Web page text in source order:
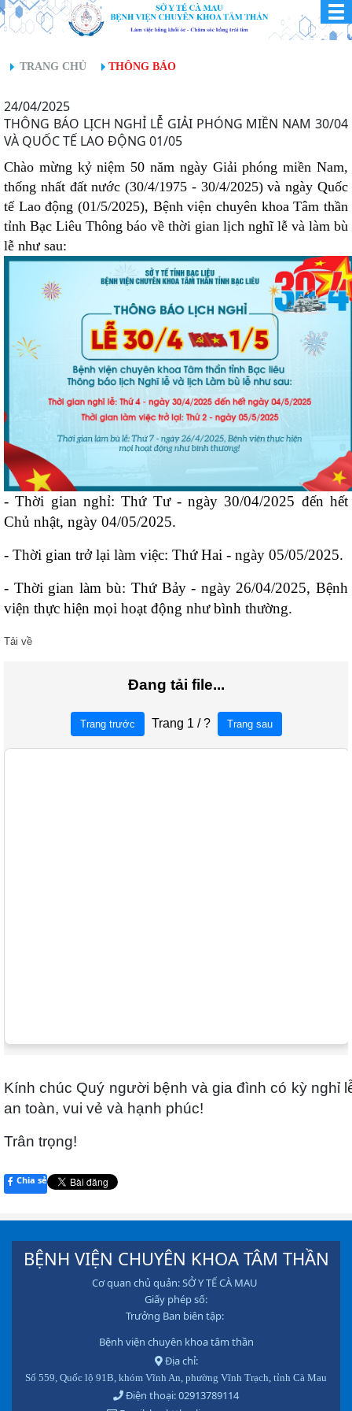
TRANG CHỦ THÔNG BÁO
24/04/2025
THÔNG BÁO LỊCH NGHỈ LỄ GIẢI PHÓNG MIỀN NAM 30/04
VÀ QUỐC TẾ LAO ĐỘNG 01/05
Chào mừng kỷ niệm 50 năm ngày Giải phóng miền Nam,
thống nhất đất nước (30/4/1975 - 30/4/2025) và ngày Quốc
tế Lao động (01/5/2025), Bệnh viện chuyên khoa Tâm thần
tỉnh Bạc Liêu Thông báo về thời gian lịch nghĩ lễ và làm bù
lễ như sau:
- Thời gian nghỉ: Thứ Tư - ngày 30/04/2025 đến hết
Chủ nhật, ngày 04/05/2025.
- Thời gian trở lại làm việc: Thứ Hai - ngày 05/05/2025.
- Thời gian làm bù: Thứ Bảy - ngày 26/04/2025, Bệnh
viện thực hiện mọi hoạt động như bình thường.
Tải về
Kính chúc Quý người bệnh và gia đình có kỳ nghỉ
an toàn, vui vẻ và hạnh phúc!
Trân trọng!
Chia sẻ
BỆNH VIỆN CHUYÊN KHOA TÂM THẦN
Cơ quan chủ quản: SỞ Y TẾ CÀ MAU
Giấy phép số:
Trưởng Ban biên tập:
Bệnh viện chuyên khoa tâm thần
Địa chỉ:
Số 559, Quốc lộ 91B, khóm Vĩnh An, phường Vĩnh Trạch, tỉnh Cà Mau
Điện thoại: 02913789114